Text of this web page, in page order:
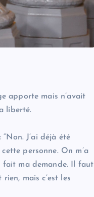
apporte mais n’avait
liberté.
J’ai déjà été
personne. On m’a
fait ma demande. Il faut
mais c’est les